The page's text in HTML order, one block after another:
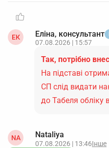
прийняття на посаду
місцем роботи (дата
У дохідних додатках
дохід до та після зміни
Електронний підпис та
посада не змінюються,
потрібен , якщо
працівника. Банк
відповідно до
ЕК Еліна, консультант
07.08.2026 | 15:57
Так, потрібно
На підставі
СП слід видати
до Табеля обліку
NA Nataliya
07.08.2026 | 13:46Інше